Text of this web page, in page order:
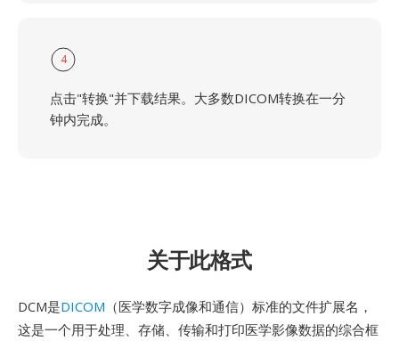
4
点击"转换"并下载结果。大多数DICOM转换在一分
钟内完成。
关于此格式
DCM是DICOM （医学数字成像和通信）标准的文件扩展名，
这是一个用于处理、存储、传输和打印医学影像数据的综合框